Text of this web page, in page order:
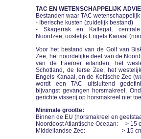
TAC EN WETENSCHAPPELIJK
Bestanden waar TAC
- Iberische kusten (zuidelijk bestand)
- Skagerrak en Kattegat,
Noordzee, oostelijk Engels Kanaal
Voor het bestand van de Golf van
Zee, het noordelijke deel van de
van de Faeröer eilanden, het
Schotland, de Ierse Zee, het
Engels Kanaal, en de Keltische Zee
wordt een TAC uitsluitend
bijvangst gevangen horsmakreel.
gerichte visserij op horsmakreel niet
Minimale grootte:
Binnen de EU (horsmakreel en
Noordoost Atlantische Oceaan: > 15
Middellandse Zee: > 15